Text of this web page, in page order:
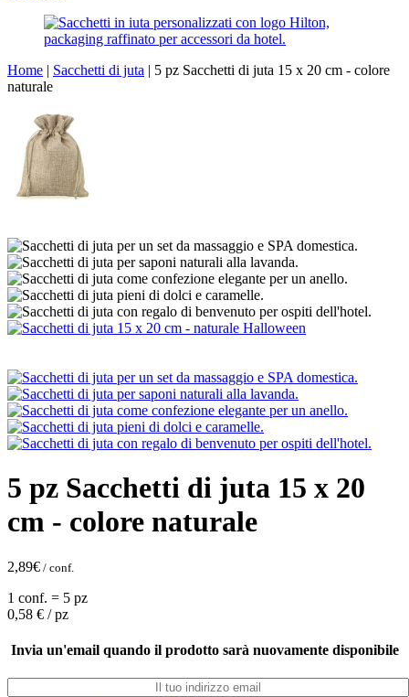
Home | Sacchetti di juta | 5 pz Sacchetti di juta 15 x 20 cm - colore
naturale
5 pz Sacchetti di juta 15 x 20
cm - colore naturale
2,89€ / conf.
1 conf. = 5 pz
0,58 € / pz
Invia un'email quando il prodotto sarà nuovamente disponibile